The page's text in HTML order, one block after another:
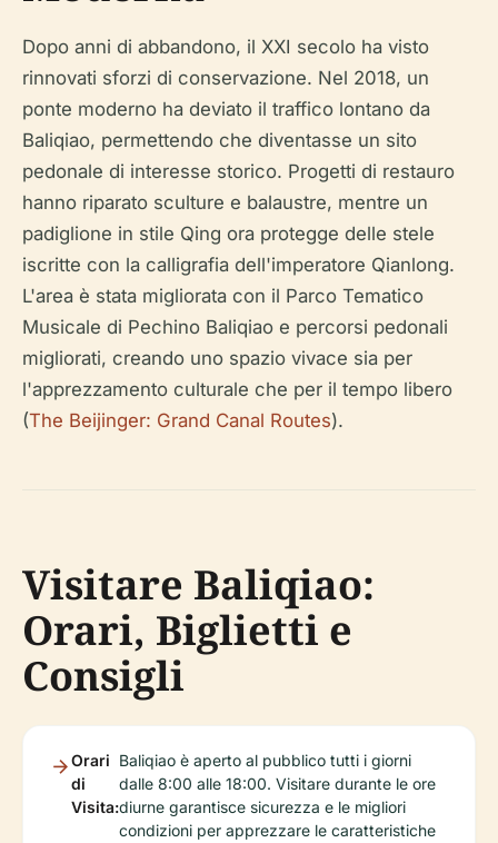
Dopo anni di abbandono, il XXI secolo ha visto
rinnovati sforzi di conservazione. Nel 2018, un
ponte moderno ha deviato il traffico lontano da
Baliqiao, permettendo che diventasse un sito
pedonale di interesse storico. Progetti di restauro
hanno riparato sculture e balaustre, mentre un
padiglione in stile Qing ora protegge delle stele
iscritte con la calligrafia dell'imperatore Qianlong.
L'area è stata migliorata con il Parco Tematico
Musicale di Pechino Baliqiao e percorsi pedonali
migliorati, creando uno spazio vivace sia per
l'apprezzamento culturale che per il tempo libero
(The Beijinger: Grand Canal Routes).
Visitare Baliqiao:
Orari, Biglietti e
Consigli
Orari
di
Visita:
Baliqiao è aperto al pubblico tutti i giorni
dalle 8:00 alle 18:00. Visitare durante le ore
diurne garantisce sicurezza e le migliori
condizioni per apprezzare le caratteristiche